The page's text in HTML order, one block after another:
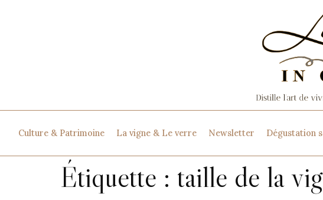
Culture & Patrimoine La vigne & Le verre Newsletter Dégustation
Étiquette : taille de la